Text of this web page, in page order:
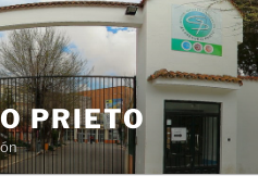
PRIETO